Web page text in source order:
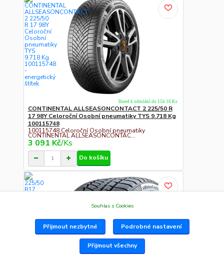
CONTINENTAL ALLSEASONCONTACT 2 225/50 R
17 98Y Celoroční Osobní pneumatiky TYS 9.718 Kg
100115748
100115748 Celoroční Osobní pneumatiky
CONTINENTAL ALLSEASONCONTAC...
3 091 Kč/Ks
Ihned k odeslání do 15h 16 Ks
Do košíku
Souhlas s Cookies
Přijmout nezbytné Podrobné nastavení
Přijmout všechny